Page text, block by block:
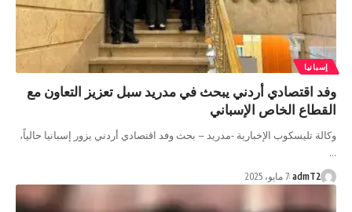
إسبانيا
وفد اقتصادي أردني يبحث في مدريد سبل تعزيز التعاون مع
القطاع الخاص الإسباني
وكالة تليسكوب الإخبارية -مدريد – بحث وفد اقتصادي أردني يزور إسبانيا حالياً،
…
admT2 7 مايو، 2025